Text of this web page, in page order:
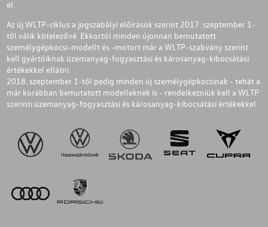
el.
Az új WLTP-ciklus a jogszabályi előírások szerint 2017. szeptember 1-
től válik kötelezővé. Ekkortól minden újonnan bemutatott
személygépkocsi-modellt és -motort már a WLTP-szabvány szerint
kell gyártóiknak üzemanyag-fogyasztási és károsanyag-kibocsátási
értékekkel ellátni.
2018. szeptember 1-től pedig minden új személygépkocsinak - tehát a
már korábban bemutatott modelleknek is - rendelkezniük kell a WLTP
szerinti üzemanyag-fogyasztási és károsanyag-kibocsátási értékekkel.